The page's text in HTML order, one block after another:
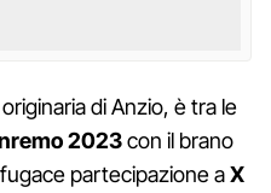
di Anzio, è tra le
2023con il brano
partecipazione aX